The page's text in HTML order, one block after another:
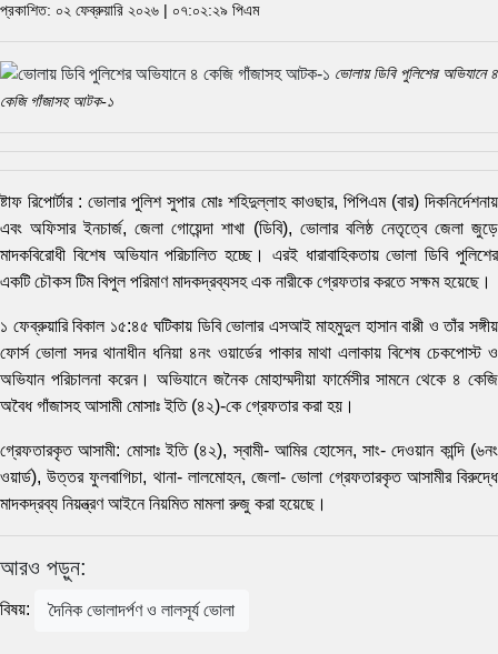
প্রকাশিত: ০২ ফেব্রুয়ারি ২০২৬ | ০৭:০২:২৯ পিএম
ভোলায় ডিবি পুলিশের অভিযানে ৪
কেজি গাঁজাসহ আটক-১
ষ্টাফ রিপোর্টার : ভোলার পুলিশ সুপার মোঃ শহিদুল্লাহ কাওছার, পিপিএম (বার) দিকনির্দেশনায়
এবং অফিসার ইনচার্জ, জেলা গোয়েন্দা শাখা (ডিবি), ভোলার বলিষ্ঠ নেতৃত্বে জেলা জুড়ে
মাদকবিরোধী বিশেষ অভিযান পরিচালিত হচ্ছে। এরই ধারাবাহিকতায় ভোলা ডিবি পুলিশের
একটি চৌকস টিম বিপুল পরিমাণ মাদকদ্রব্যসহ এক নারীকে গ্রেফতার করতে সক্ষম হয়েছে।
১ ফেব্রুয়ারি বিকাল ১৫:৪৫ ঘটিকায় ডিবি ভোলার এসআই মাহমুদুল হাসান বাপ্পী ও তাঁর সঙ্গীয়
ফোর্স ভোলা সদর থানাধীন ধনিয়া ৪নং ওয়ার্ডের পাকার মাথা এলাকায় বিশেষ চেকপোস্ট ও
অভিযান পরিচালনা করেন। অভিযানে জনৈক মোহাম্মদীয়া ফার্মেসীর সামনে থেকে ৪ কেজি
অবৈধ গাঁজাসহ আসামী মোসাঃ ইতি (৪২)-কে গ্রেফতার করা হয়।
গ্রেফতারকৃত আসামী: মোসাঃ ইতি (৪২), স্বামী- আমির হোসেন, সাং- দেওয়ান কান্দি (৬নং
ওয়ার্ড), উত্তর ফুলবাগিচা, থানা- লালমোহন, জেলা- ভোলা গ্রেফতারকৃত আসামীর বিরুদ্ধে
মাদকদ্রব্য নিয়ন্ত্রণ আইনে নিয়মিত মামলা রুজু করা হয়েছে।
আরও পড়ুন:
বিষয়: দৈনিক ভোলাদর্পণ ও লালসূর্য ভোলা